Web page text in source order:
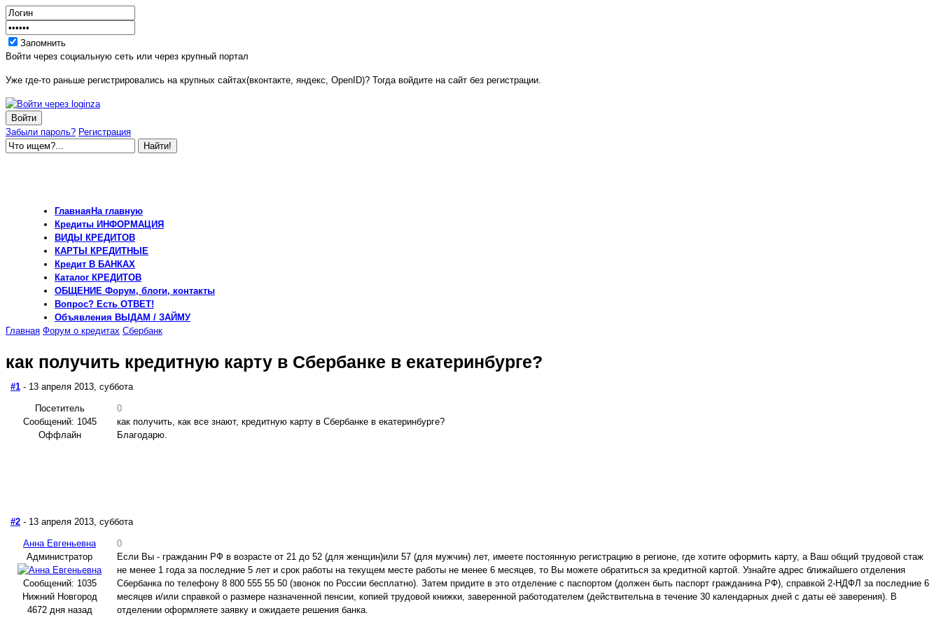
Запомнить
Войти через социальную сеть или через крупный портал
Уже где-то раньше регистрировались на крупных сайтах(вконтакте, яндекс, OpenID)? Тогда войдите на сайт без регистрации.
Забыли пароль? Регистрация
Главная На главную
Кредиты ИНФОРМАЦИЯ
ВИДЫ
КРЕДИТОВ
КАРТЫ
КРЕДИТНЫЕ
Кредит В БАНКАХ
Каталог КРЕДИТОВ
ОБЩЕНИЕ Форум, блоги, контакты
Вопрос? Есть ОТВЕТ!
Объявления ВЫДАМ / ЗАЙМУ
Главная Форум о кредитах Сбербанк
как получить кредитную карту в Сбербанке в екатеринбурге?
#1 - 13 апреля 2013, суббота
Посетитель
Сообщений: 1045
Оффлайн
0
как получить, как все знают, кредитную карту в Сбербанке в екатеринбурге?
Благодарю.
#2 - 13 апреля 2013, суббота
Анна Евгеньевна
Администратор
Сообщений: 1035
Нижний Новгород
4672 дня назад
0
Если Вы - гражданин РФ в возрасте от 21 до 52 (для женщин)или 57 (для мужчин) лет, имеете постоянную регистрацию в регионе, где хотите оформить карту, а Ваш общий трудовой стаж
не менее 1 года за последние 5 лет и срок работы на текущем месте работы не менее 6 месяцев, то Вы можете обратиться за кредитной картой. Узнайте адрес ближайшего отделения
Сбербанка по телефону 8 800 555 55 50 (звонок по России бесплатно). Затем придите в это отделение с паспортом (должен быть паспорт гражданина РФ), справкой 2-НДФЛ за последние 6
месяцев и/или справкой о размере назначенной пенсии, копией трудовой книжки, заверенной работодателем (действительна в течение 30 календарных дней с даты её заверения). В
отделении оформляете заявку и ожидаете решения банка.